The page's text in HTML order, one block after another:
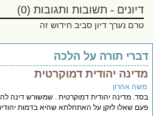
דיונים - תשובות ותגובות (0)
טרם נערך דיון סביב חידוש זה
תורה על הלכה
יהודית דמוקרטית
אהרון
מדינה יהודית דמוקרטית . שמשורש דינה
שאלו לזקן על האתחלתא שהיא בדמות יהודית